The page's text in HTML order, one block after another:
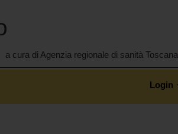
a cura di Agenzia regionale di sanità Toscana
Login